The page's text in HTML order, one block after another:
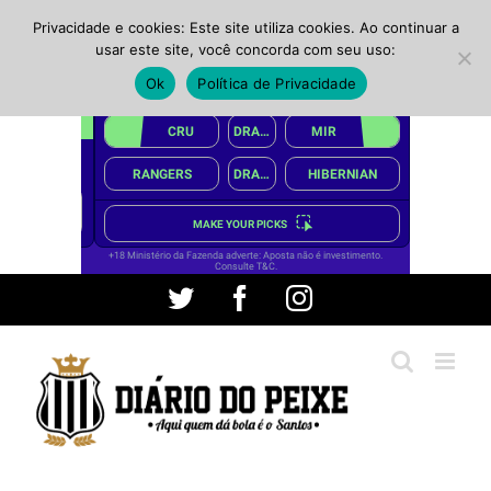
conteúdo
Twitter FacebookInstagram
Privacidade e cookies: Este site utiliza cookies. Ao continuar a
usar este site, você concorda com seu uso:
Ok
Política de Privacidade